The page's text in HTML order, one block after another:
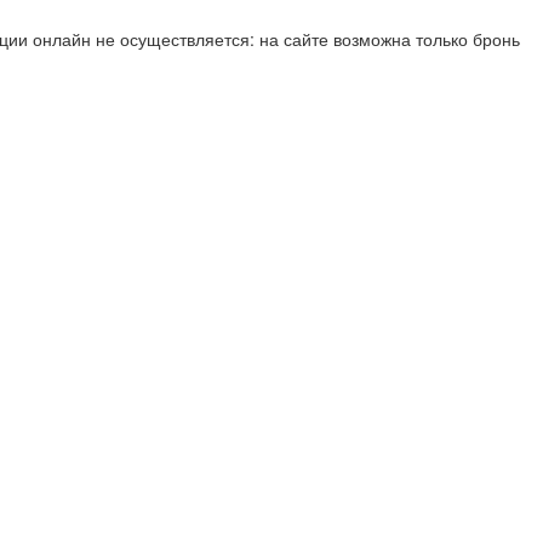
онлайн не осуществляется: на сайте возможна только бронь